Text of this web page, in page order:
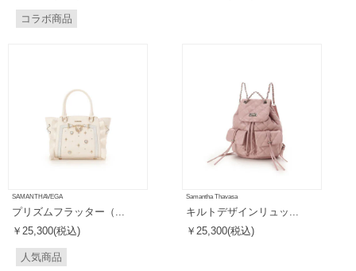
コラボ商品
SAMANTHAVEGA
プリズムフラッター（...
￥25,300(税込)
人気商品
Samantha Thavasa
キルトデザインリュッ...
￥25,300(税込)